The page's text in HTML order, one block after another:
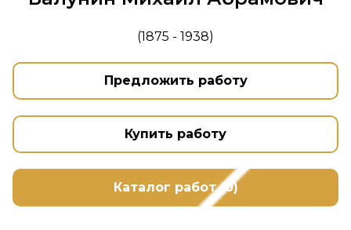
(1875 - 1938)
Предложить работу
Купить работу
Каталог работ (0)